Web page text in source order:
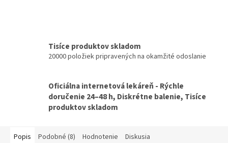
Tisíce produktov skladom
20000 položiek pripravených na okamžité odoslanie
Oficiálna internetová lekáreň - Rýchle
doručenie 24–48 h, Diskrétne balenie, Tisíce
produktov skladom
Popis Podobné (8) Hodnotenie Diskusia